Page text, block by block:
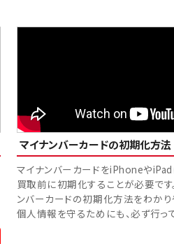
マイナンバーカードの初期化方法
マイナンバーカードをiPhoneやiPad
買取前に初期化することが必要です
ンバーカードの初期化方法をわかり
個人情報を守るためにも、必ず行っ